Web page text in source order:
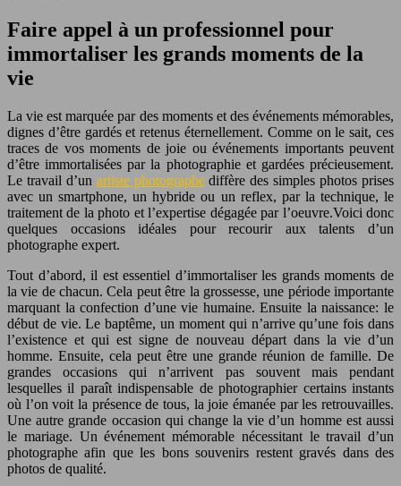
Faire appel à un professionnel pour
immortaliser les grands moments de la
vie
La vie est marquée par des moments et des événements mémorables,
dignes d’être gardés et retenus éternellement. Comme on le sait, ces
traces de vos moments de joie ou événements importants peuvent
d’être immortalisées par la photographie et gardées précieusement.
Le travail d’un artiste photographediffère des simples photos prises
avec un smartphone, un hybride ou un reflex, par la technique, le
traitement de la photo et l’expertise dégagée par l’oeuvre.Voici donc
quelques occasions idéales pour recourir aux talents d’un
photographe expert.
Tout d’abord, il est essentiel d’immortaliser les grands moments de
la vie de chacun. Cela peut être la grossesse, une période importante
marquant la confection d’une vie humaine. Ensuite la naissance: le
début de vie. Le baptême, un moment qui n’arrive qu’une fois dans
l’existence et qui est signe de nouveau départ dans la vie d’un
homme. Ensuite, cela peut être une grande réunion de famille. De
grandes occasions qui n’arrivent pas souvent mais pendant
lesquelles il paraît indispensable de photographier certains instants
où l’on voit la présence de tous, la joie émanée par les retrouvailles.
Une autre grande occasion qui change la vie d’un homme est aussi
le mariage. Un événement mémorable nécessitant le travail d’un
photographe afin que les bons souvenirs restent gravés dans des
photos de qualité.